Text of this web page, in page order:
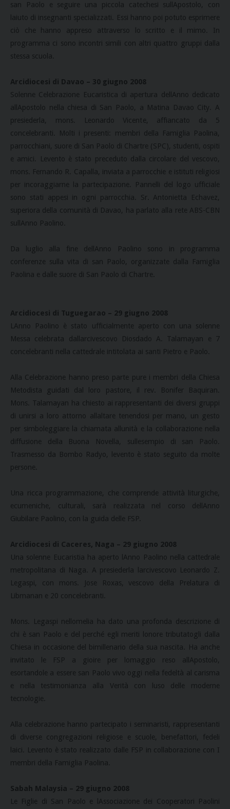
san Paolo e seguire una piccola catechesi sullApostolo, con
laiuto di insegnanti specializzati. Essi hanno poi potuto esprimere
ciò che hanno appreso attraverso lo scritto e il mimo. In
programma ci sono incontri simili con altri quattro gruppi dalla
stessa scuola.
Arcidiocesi di Davao – 30 giugno 2008
Solenne Celebrazione Eucaristica di apertura dellAnno dedicato
allApostolo nella chiesa di San Paolo, a Matina Davao City. A
presiederla, mons. Leonardo Vicente, affiancato da 5
concelebranti. Molti i presenti: membri della Famiglia Paolina,
parrocchiani, suore di San Paolo di Chartre (SPC), studenti, ospiti
e amici. Levento è stato preceduto dalla circolare del vescovo,
mons. Fernando R. Capalla, inviata a parrocchie e istituti religiosi
per incoraggiarne la partecipazione. Pannelli del logo ufficiale
sono stati appesi in ogni parrocchia. Sr. Antonietta Echavez,
superiora della comunità di Davao, ha parlato alla rete ABS-CBN
sullAnno Paolino.
Da luglio alla fine dellAnno Paolino sono in programma
conferenze sulla vita di san Paolo, organizzate dalla Famiglia
Paolina e dalle suore di San Paolo di Chartre.
Arcidiocesi di Tuguegarao – 29 giugno 2008
LAnno Paolino è stato ufficialmente aperto con una solenne
Messa celebrata dallarcivescovo Diosdado A. Talamayan e 7
concelebranti nella cattedrale intitolata ai santi Pietro e Paolo.
Alla Celebrazione hanno preso parte pure i membri della Chiesa
Metodista guidati dal loro pastore, il rev. Bonifer Baquiran.
Mons. Talamayan ha chiesto ai rappresentanti dei diversi gruppi
di unirsi a loro attorno allaltare tenendosi per mano, un gesto
per simboleggiare la chiamata allunità e la collaborazione nella
diffusione della Buona Novella, sullesempio di san Paolo.
Trasmesso da Bombo Radyo, levento è stato seguito da molte
persone.
Una ricca programmazione, che comprende attività liturgiche,
ecumeniche, culturali, sarà realizzata nel corso dellAnno
Giubilare Paolino, con la guida delle FSP.
Arcidiocesi di Caceres, Naga – 29 giugno 2008
Una solenne Eucaristia ha aperto lAnno Paolino nella cattedrale
metropolitana di Naga. A presiederla larcivescovo Leonardo Z.
Legaspi, con mons. Jose Roxas, vescovo della Prelatura di
Libmanan e 20 concelebranti.
Mons. Legaspi nellomelia ha dato una profonda descrizione di
chi è san Paolo e del perché egli meriti lonore tributatogli dalla
Chiesa in occasione del bimillenario della sua nascita. Ha anche
invitato le FSP a gioire per lomaggio reso allApostolo,
esortandole a essere san Paolo vivo oggi nella fedeltà al carisma
e nella testimonianza alla Verità con luso delle moderne
tecnologie.
Alla celebrazione hanno partecipato i seminaristi, rappresentanti
di diverse congregazioni religiose e scuole, benefattori, fedeli
laici. Levento è stato realizzato dalle FSP in collaborazione con I
membri della Famiglia Paolina.
Sabah Malaysia – 29 giugno 2008
Le Figlie di San Paolo e lAssociazione dei Cooperatori Paolini